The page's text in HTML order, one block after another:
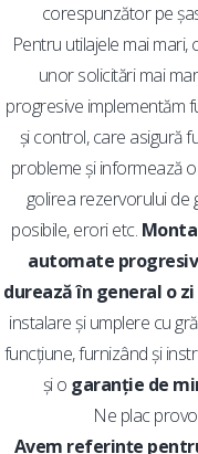
corespunzător pe
Pentru utilajele mai
unor solicitări mai
progresive implementăm
și control, care asigură
probleme și informează
golirea rezervorului de
posibile, erori etc.
automate
durează în general o zi
instalare și umplere cu
funcțiune, furnizând și
și o garanție de
Ne plac
Avem referințe